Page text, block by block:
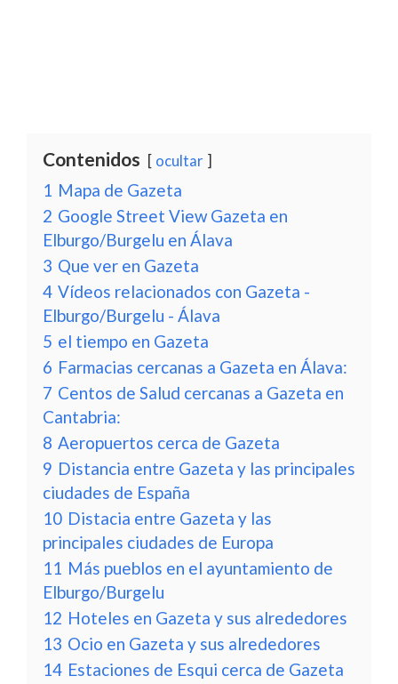
Contenidos ocultar
1 Mapa de Gazeta
2 Google Street View Gazeta en
Elburgo/Burgelu en Álava
3 Que ver en Gazeta
4 Vídeos relacionados con Gazeta -
Elburgo/Burgelu - Álava
5 el tiempo en Gazeta
6 Farmacias cercanas a Gazeta en Álava:
7 Centos de Salud cercanas a Gazeta en
Cantabria:
8 Aeropuertos cerca de Gazeta
9 Distancia entre Gazeta y las principales
ciudades de España
10 Distacia entre Gazeta y las
principales ciudades de Europa
11 Más pueblos en el ayuntamiento de
Elburgo/Burgelu
12 Hoteles en Gazeta y sus alrededores
13 Ocio en Gazeta y sus alrededores
14 Estaciones de Esqui cerca de Gazeta